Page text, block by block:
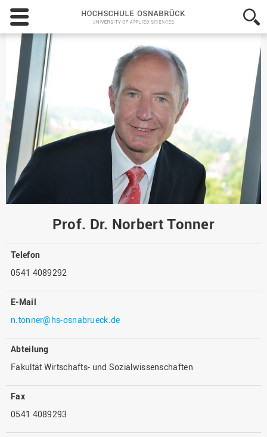
Hochschule
Osnabrück
-
Prof. Dr. Norbert Tonner
Telefon
0541 4089292
E-Mail
n.tonner@hs-osnabrueck.de
Abteilung
Fakultät Wirtschafts- und Sozialwissenschaften
Fax
0541 4089293